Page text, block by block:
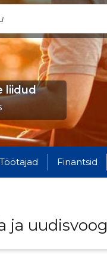
liidud
Töötajad Finantsid
ja uudisvoog